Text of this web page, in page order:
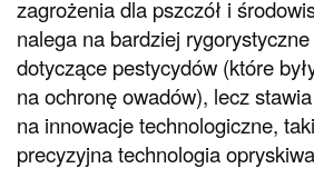
zagrożenia dla pszczół i
nalega na bardziej
dotyczące pestycydów (które
na ochronę owadów), lecz
na innowacje technologiczne,
precyzyjna technologia